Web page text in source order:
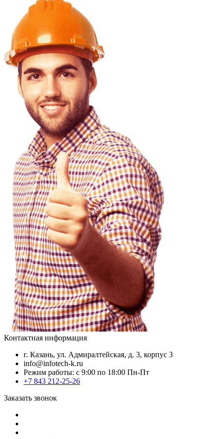
Контактная информация
г. Казань, ул. Адмиралтейская, д. 3, корпус 3
info@infotech-k.ru
Режим работы: с 9:00 по 18:00 Пн-Пт
+7 843 212-25-26
Заказать звонок